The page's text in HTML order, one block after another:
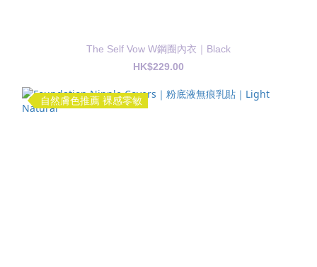
The Self Vow W鋼圈內衣｜Black
HK$229.00
自然膚色推薦 裸感零敏